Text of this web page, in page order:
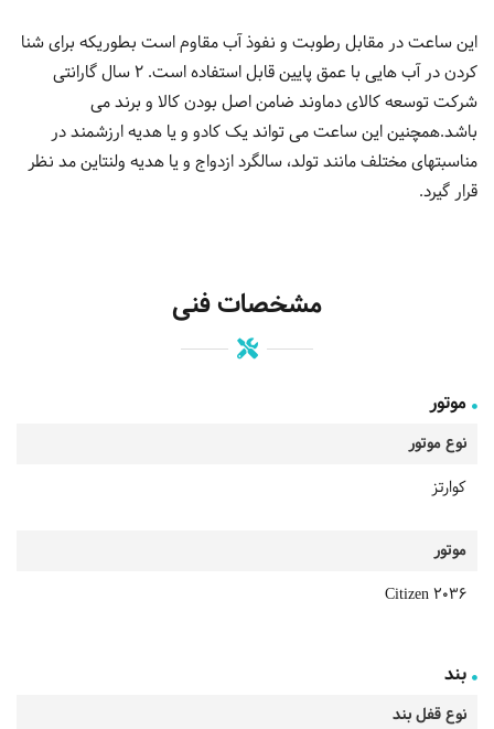
این ساعت در مقابل رطوبت و نفوذ آب مقاوم است بطوریکه برای شنا
کردن در آب هایی با عمق پایین قابل استفاده است. 2 سال گارانتی
شرکت توسعه کالای دماوند ضامن اصل بودن کالا و برند می
باشد.همچنین این ساعت می تواند یک کادو و یا هدیه ارزشمند در
مناسبتهای مختلف مانند تولد، سالگرد ازدواج و یا هدیه ولنتاین مد نظر
قرار گیرد.
مشخصات فنی
موتور
نوع موتور
کوارتز
موتور
Citizen 2036
بند
نوع قفل بند